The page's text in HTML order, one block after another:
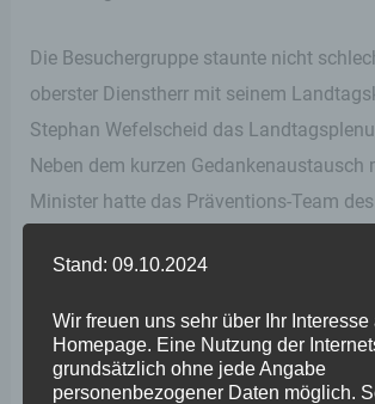
Die Besuchergruppe staunte nicht
oberster Dienstherr mit seinem
Stephan Wefelscheid das
Neben dem kurzen Gedankenaustausch
Minister hatte das Präventions-Team
Gesprächen mit Stephan Wefelscheid
Fachreferenten Christian Altmaier und
Denn auch, wenn am Beispiel Lewentz/
Zusammenarbeit zwischen Regierung
Stand: 09.10.2024
Wir freuen uns sehr über Ihr Interesse
Homepage. Eine Nutzung der
grundsätzlich ohne jede Angabe
personenbezogener Daten möglich.